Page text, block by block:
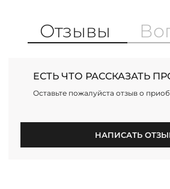
Отзывы
ЕСТЬ ЧТО РАССКАЗАТЬ
Оставьте пожалуйста отзыв о
НАПИСАТЬ